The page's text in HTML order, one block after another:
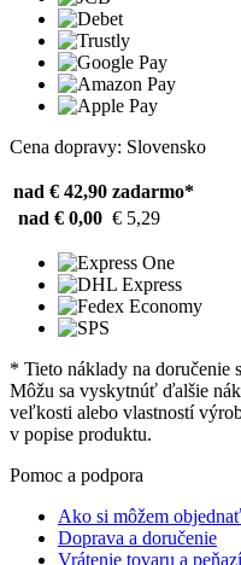
Cena dopravy: Slovensko
nad € 42,90 zadarmo*
nad € 0,00 € 5,29
* Tieto náklady na doručenie
Môžu sa vyskytnúť ďalšie
veľkosti alebo vlastností
v popise produktu.
Pomoc a podpora
Ako si môžem
Doprava a doručenie
Vrátenie tovaru a peňazí